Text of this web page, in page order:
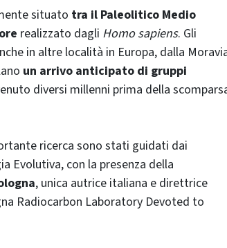
situato tra il Paleolitico Medio
realizzato dagli Homo sapiens. Gli
in altre località in Europa, dalla
un arrivo anticipato di gruppi
diversi millenni prima della
ricerca sono stati guidati dai
Evolutiva, con la presenza della
, unica autrice italiana e direttrice
Radiocarbon Laboratory Devoted to